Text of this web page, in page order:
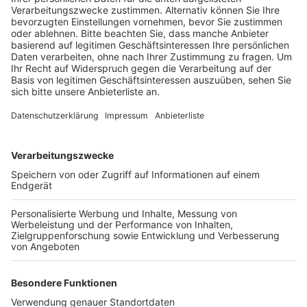
Veröffentlicht:Montag, 10.08.2020 17:03
Anzeige
Der Test ist innerhalb von 72 Stunden nach der
Einreise kostenlos. Wer am Kölner Flughafen ankommt,
von der Stadt Köln. Dafür steht ein Bus der Johanniter
auf der unteren Ebene von Terminal 2. Dort können
sich übrigens auch Reiserückkehrer testen lassen, die
aus einem Risikogebiet kommen aber nicht mit dem
Flugzeug eingereist sind. Seit Eröffnung des
Testzentrums am Flughafen Mittel Juli sind dort mehr
als 17.000 Tests durchgeführt worden. Fast 14.000
der Getesteten kamen aus Risikogebieten und
insgesamt waren bis jetzt 200 Tests positiv.